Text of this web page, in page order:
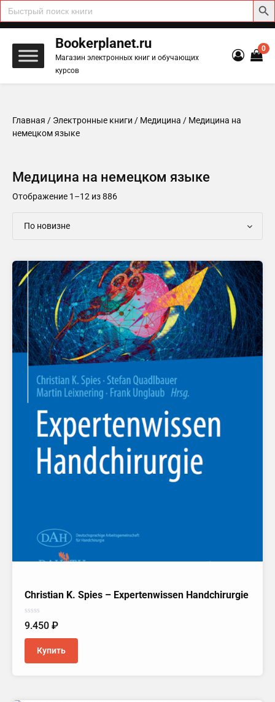
Search
for:
Skip
content
Bookerplanet.ru
Магазин электронных книг и обучающих
курсов
0
Главная / Электронные книги / Медицина / Медицина на
немецком языке
Медицина на немецком языке
Отображение 1–12 из 886Сортировка:
Christian K. Spies – Expertenwissen Handchirurgie
Оценка
0
5
9.450 ₽
Купить